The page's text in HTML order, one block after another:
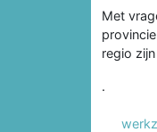
Met
regio
.